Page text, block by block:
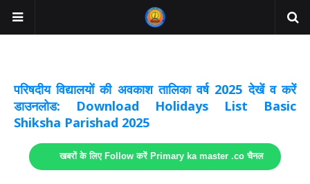
परिषदीय विद्यालयों की अवकाश तालिका वर्ष 2025 देखें व करें
डाउनलोड: Download Holidays List Basic
Shiksha Parishad 2025
खबरों के लिए Follow करें Primary ka master .co चैनल